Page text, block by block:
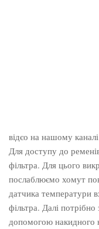
відєо на нашому каналі
Для доступу до
фільтра. Для цього
послаблюємо хомут
датчика температури
фільтра. Далі
допомогою накидного